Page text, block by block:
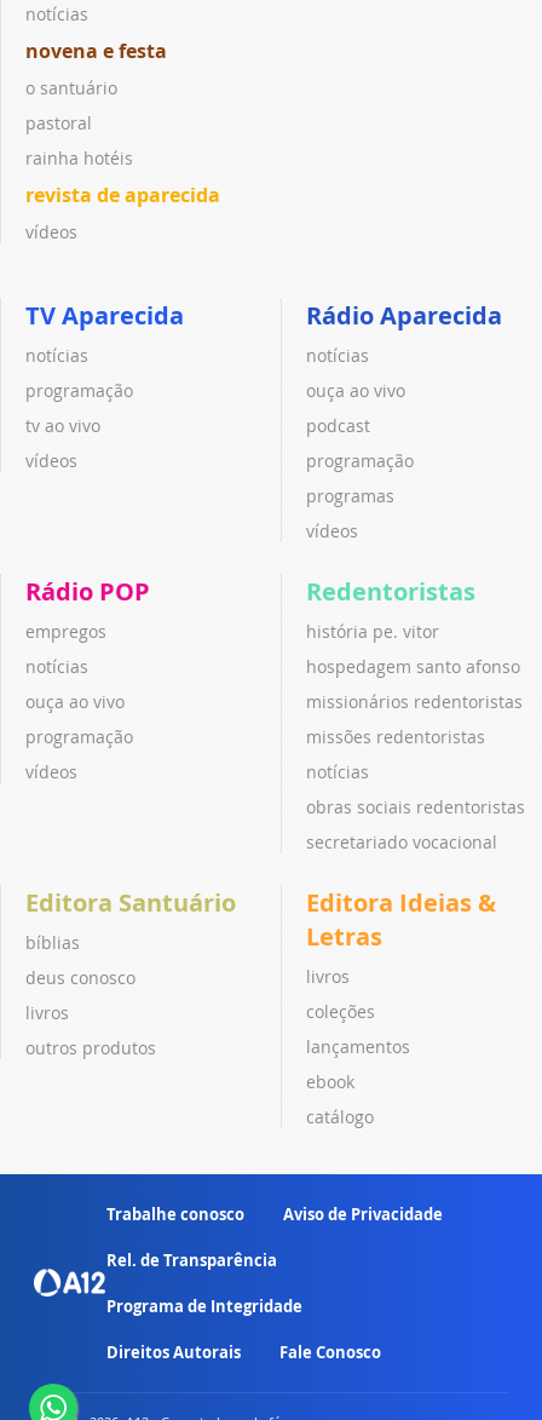
notícias
novena e festa
o santuário
pastoral
rainha hotéis
revista de aparecida
vídeos
TV Aparecida
notícias
programação
tv ao vivo
vídeos
Rádio Aparecida
notícias
ouça ao vivo
podcast
programação
programas
vídeos
Rádio POP
empregos
notícias
ouça ao vivo
programação
vídeos
Redentoristas
história pe. vitor
hospedagem santo afonso
missionários redentoristas
missões redentoristas
notícias
obras sociais redentoristas
secretariado vocacional
Editora Santuário
bíblias
deus conosco
livros
outros produtos
Editora Ideias &
Letras
livros
coleções
lançamentos
ebook
catálogo
Trabalhe conosco Aviso de Privacidade
Rel. de Transparência
Programa de Integridade
Direitos Autorais Fale Conosco